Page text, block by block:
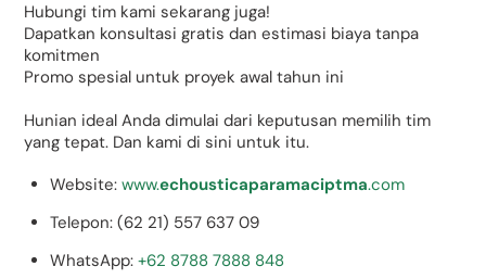
Hubungi tim kami sekarang juga!
Dapatkan konsultasi gratis dan estimasi biaya tanpa
komitmen
Promo spesial untuk proyek awal tahun ini
Hunian ideal Anda dimulai dari keputusan memilih tim
yang tepat. Dan kami di sini untuk itu.
Website:www.echousticaparamaciptma.com
Telepon: (62 21) 557 637 09
WhatsApp:+62 8788 7888 848